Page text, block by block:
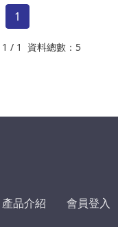
1
1 / 1 資料總數：5
產品介紹 會員登入